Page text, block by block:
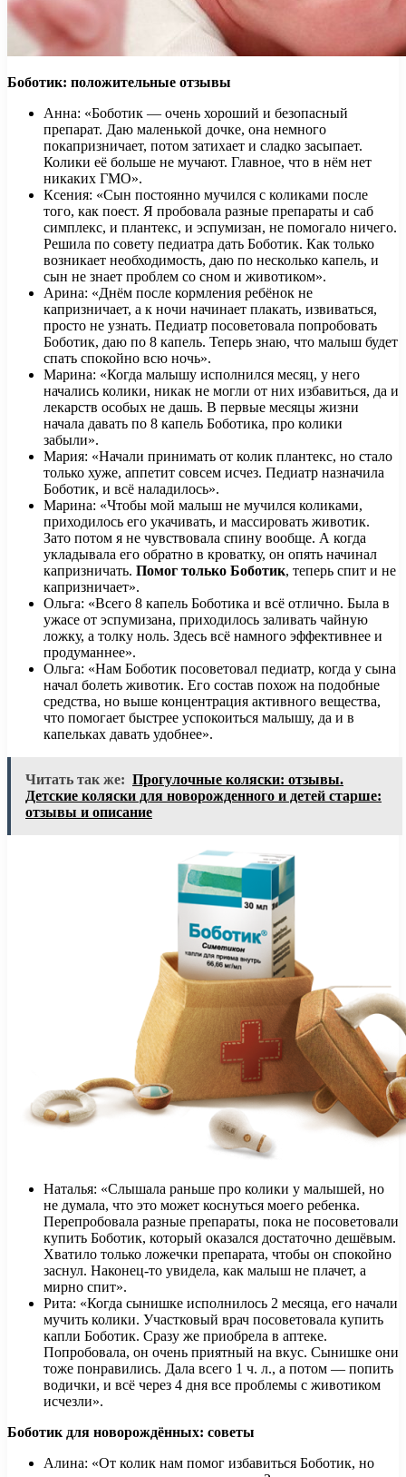
Боботик: положительные отзывы
Анна: «Боботик — очень хороший и безопасный
препарат. Даю маленькой дочке, она немного
покапризничает, потом затихает и сладко засыпает.
Колики её больше не мучают. Главное, что в нём нет
никаких ГМО».
Ксения: «Сын постоянно мучился с коликами после
того, как поест. Я пробовала разные препараты и саб
симплекс, и плантекс, и эспумизан, не помогало ничего.
Решила по совету педиатра дать Боботик. Как только
возникает необходимость, даю по несколько капель, и
сын не знает проблем со сном и животиком».
Арина: «Днём после кормления ребёнок не
капризничает, а к ночи начинает плакать, извиваться,
просто не узнать. Педиатр посоветовала попробовать
Боботик, даю по 8 капель. Теперь знаю, что малыш будет
спать спокойно всю ночь».
Марина: «Когда малышу исполнился месяц, у него
начались колики, никак не могли от них избавиться, да и
лекарств особых не дашь. В первые месяцы жизни
начала давать по 8 капель Боботика, про колики
забыли».
Мария: «Начали принимать от колик плантекс, но стало
только хуже, аппетит совсем исчез. Педиатр назначила
Боботик, и всё наладилось».
Марина: «Чтобы мой малыш не мучился коликами,
приходилось его укачивать, и массировать животик.
Зато потом я не чувствовала спину вообще. А когда
укладывала его обратно в кроватку, он опять начинал
капризничать. Помог только Боботик, теперь спит и не
капризничает».
Ольга: «Всего 8 капель Боботика и всё отлично. Была в
ужасе от эспумизана, приходилось заливать чайную
ложку, а толку ноль. Здесь всё намного эффективнее и
продуманнее».
Ольга: «Нам Боботик посоветовал педиатр, когда у сына
начал болеть животик. Его состав похож на подобные
средства, но выше концентрация активного вещества,
что помогает быстрее успокоиться малышу, да и в
капельках давать удобнее».
Читать так же: Прогулочные коляски: отзывы.
Детские коляски для новорожденного и детей старше:
отзывы и описание
Наталья: «Слышала раньше про колики у малышей, но
не думала, что это может коснуться моего ребенка.
Перепробовала разные препараты, пока не посоветовали
купить Боботик, который оказался достаточно дешёвым.
Хватило только ложечки препарата, чтобы он спокойно
заснул. Наконец-то увидела, как малыш не плачет, а
мирно спит».
Рита: «Когда сынишке исполнилось 2 месяца, его начали
мучить колики. Участковый врач посоветовала купить
капли Боботик. Сразу же приобрела в аптеке.
Попробовала, он очень приятный на вкус. Сынишке они
тоже понравились. Дала всего 1 ч. л., а потом — попить
водички, и всё через 4 дня все проблемы с животиком
исчезли».
Боботик для новорождённых: советы
Алина: «От колик нам помог избавиться Боботик, но